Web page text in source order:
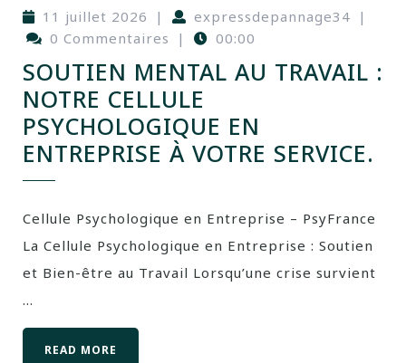
11 juillet 2026 | expressdepannage34 |
0 Commentaires
| 00:00
SOUTIEN MENTAL AU TRAVAIL :
NOTRE CELLULE
PSYCHOLOGIQUE EN
ENTREPRISE À VOTRE SERVICE.
Cellule Psychologique en Entreprise – PsyFrance
La Cellule Psychologique en Entreprise : Soutien
et Bien-être au Travail Lorsqu’une crise survient
...
READ MORE